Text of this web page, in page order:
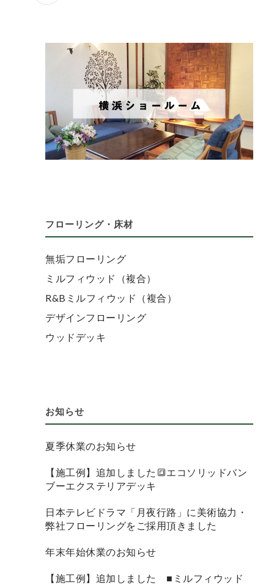
フローリング・床材
無垢フローリング
ミルフィウッド（複合）
R&Bミルフィウッド（複合）
デザインフローリング
ウッドデッキ
お知らせ
夏季休業のお知らせ
【施工例】追加しました🔳エコソリッドバン
ブーエクステリアデッキ
日本テレビドラマ「月夜行路」に美術協力・
弊社フローリングをご採用頂きました
年末年始休業のお知らせ
【施工例】追加しました ■ミルフィウッド